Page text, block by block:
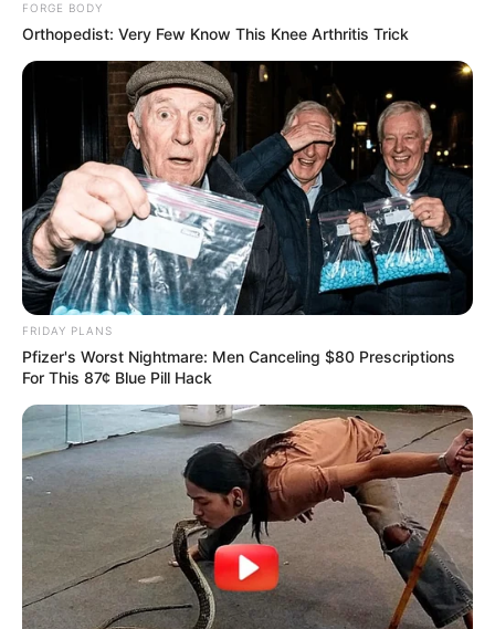
FORGE BODY
Orthopedist: Very Few Know This Knee Arthritis Trick
FRIDAY PLANS
Pfizer's Worst Nightmare: Men Canceling $80 Prescriptions
For This 87¢ Blue Pill Hack